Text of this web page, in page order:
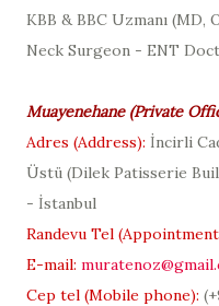
KBB & BBC Uzmanı (MD,
Neck Surgeon - ENT
Muayenehane (Private
Adres (Address): İncirli
Üstü (Dilek Patisserie
- İstanbul
Randevu Tel (
E-mail:
Cep tel (Mobile phone):